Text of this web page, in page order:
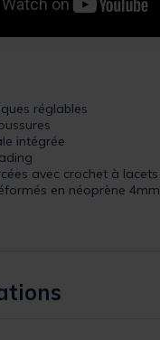
réglables
intégrée
avec crochet à lacets
en néoprène 4mm